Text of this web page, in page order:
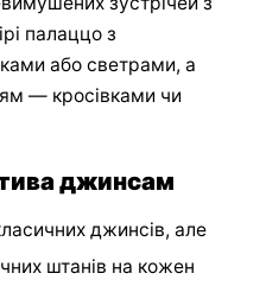
палаццо з
або светрами, а
— кросівками чи
джинсам
джинсів, але
штанів на кожен